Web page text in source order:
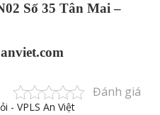
Số 35 Tân Mai –
Đánh giá
- VPLS An Việt